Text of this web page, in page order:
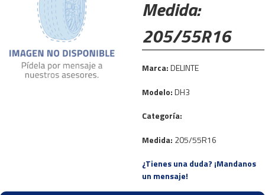
Medida:
205/55R16
Marca:DELINTE
Modelo:DH3
Categoría:
Medida: 205/55R16
¿Tienes una duda? ¡Mandanos
un mensaje!